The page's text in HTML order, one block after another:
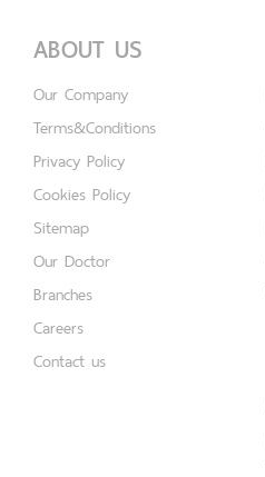
ABOUT US
Our Company
Terms&Conditions
Privacy Policy
Cookies Policy
Sitemap
Our Doctor
Branches
Careers
Contact us